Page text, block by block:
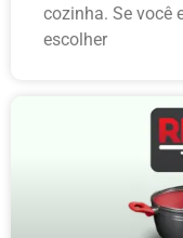
cozinha. Se você
escolher